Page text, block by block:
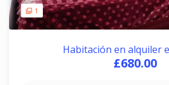
1
Habitación en alquiler
£680.00